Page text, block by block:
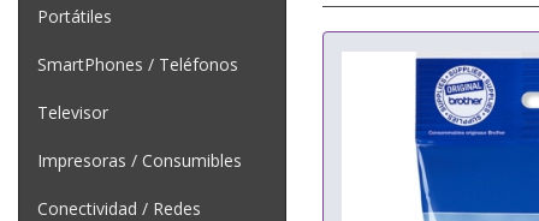
Portátiles
SmartPhones / Teléfonos
Televisor
Impresoras / Consumibles
Conectividad / Redes